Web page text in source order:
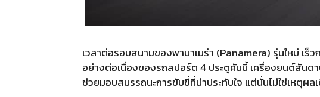
เวลาต่อรอบสนามของพานาเมร่า (Panamera) รุ่นใหม่ เ
อย่างต่อเนื่องของรถสปอร์ต 4 ประตูคันนี้ เครื่องยนต์สันด
ช่วยมอบสมรรถนะการขับขี่ที่น่าประทับใจ แต่นั่นไม่ใช่เหตุผล